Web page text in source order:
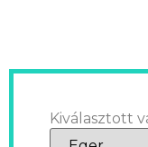
Kiválasztott